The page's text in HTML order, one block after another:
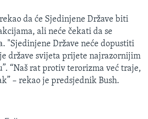
da će Sjedinjene Države biti
ali neće čekati da se
"Sjedinjene Države neće dopustiti
države svijeta prijete najrazornijim
“Naš rat protiv terorizma već traje,
– rekao je predsjednik Bush.